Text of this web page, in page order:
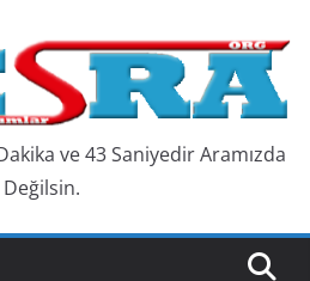
ve 44 Saniyedir Aramızda
Değilsin.